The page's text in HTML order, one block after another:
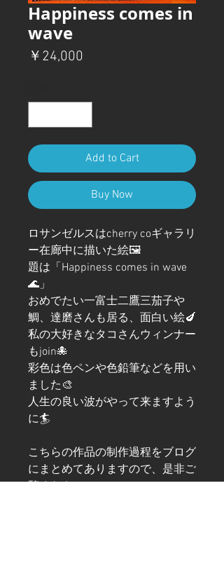
Happiness comes in
wave
￥24,000
Add to Cart
Buy Now
ロサンゼルスはcherry coギャラリ
ー在廊中に描いた絵🖼️
題は「Happiness comes in wave
🌊」
おめでたい一富士二鷹三茄子や
鯛、達磨さんも居る、面白い絵🍆
私の大好きなタコさんウィンナー
もjoin🐙
彩色は色ペンや色鉛筆などを用い
ました🎨
人生の良い波がやって来ますよう
に🏄
こちらの作品の制作過程をブログ
にまとめてありますので、是非ご
覧ください。